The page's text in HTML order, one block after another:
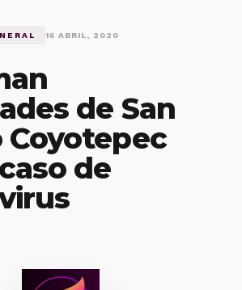
16 ABRIL, 2020
de San
de